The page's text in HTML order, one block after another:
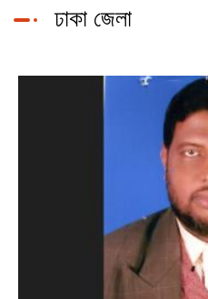
ঢাকা জেলা